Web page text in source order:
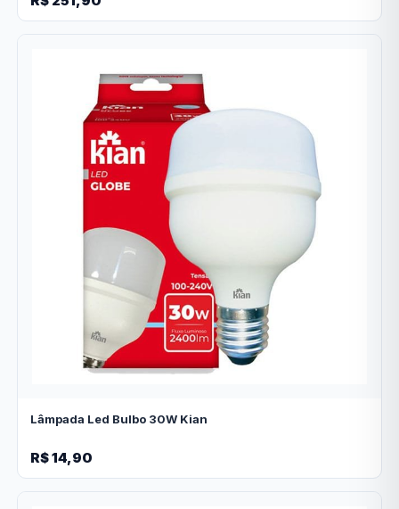
Lâmpada Led Bulbo 30W Kian
R$ 14,90